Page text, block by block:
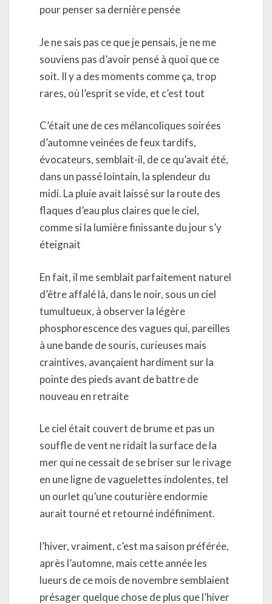
pour penser sa dernière pensée
Je ne sais pas ce que je pensais, je ne me
souviens pas d’avoir pensé à quoi que ce
soit. Il y a des moments comme ça, trop
rares, où l’esprit se vide, et c’est tout
C’était une de ces mélancoliques soirées
d’automne veinées de feux tardifs,
évocateurs, semblait-il, de ce qu’avait été,
dans un passé lointain, la splendeur du
midi. La pluie avait laissé sur la route des
flaques d’eau plus claires que le ciel,
comme si la lumière finissante du jour s’y
éteignait
En fait, il me semblait parfaitement naturel
d’être affalé là, dans le noir, sous un ciel
tumultueux, à observer la légère
phosphorescence des vagues qui, pareilles
à une bande de souris, curieuses mais
craintives, avançaient hardiment sur la
pointe des pieds avant de battre de
nouveau en retraite
Le ciel était couvert de brume et pas un
souffle de vent ne ridait la surface de la
mer qui ne cessait de se briser sur le rivage
en une ligne de vaguelettes indolentes, tel
un ourlet qu’une couturière endormie
aurait tourné et retourné indéfiniment.
l’hiver, vraiment, c’est ma saison préférée,
après l’automne, mais cette année les
lueurs de ce mois de novembre semblaient
présager quelque chose de plus que l’hiver